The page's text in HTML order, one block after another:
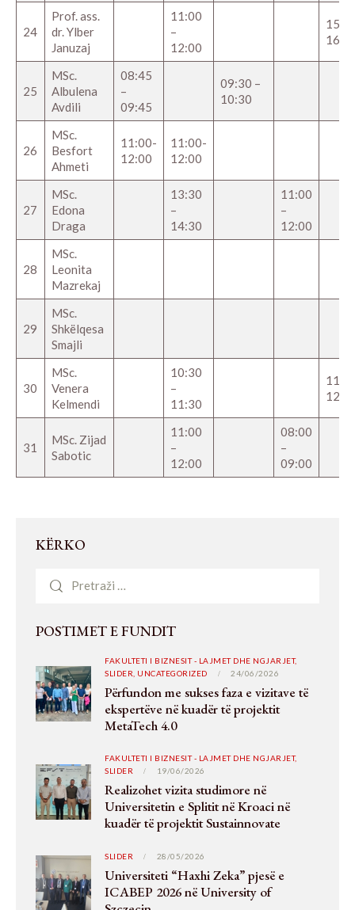
24
Prof. ass.
dr. Ylber
Januzaj
11:00
–
12:00
25
MSc.
Albulena
Avdili
08:45
–
09:45
09:30 –
10:30
26
MSc.
Besfort
Ahmeti
11:00-
12:00
11:00-
12:00
27
MSc.
Edona
Draga
13:30
–
14:30
11:00
–
12:00
28
MSc.
Leonita
Mazrekaj
29
MSc.
Shkëlqesa
Smajli
30
MSc.
Venera
Kelmendi
10:30
–
11:30
31
MSc. Zijad
Sabotic
11:00
–
12:00
08:00
–
09:00
KËRKO
POSTIMET E FUNDIT
FAKULTETI I BIZNESIT - LAJMET DHE NGJARJET,
SLIDER, UNCATEGORIZED 24/06/2026
Përfundon me sukses faza e vizitave të
ekspertëve në kuadër të projektit
MetaTech 4.0
FAKULTETI I BIZNESIT - LAJMET DHE NGJARJET,
SLIDER
19/06/2026
Realizohet vizita studimore në
Universitetin e Splitit në Kroaci në
kuadër të projektit Sustainnovate
SLIDER 28/05/2026
Universiteti “Haxhi Zeka” pjesë e
ICABEP 2026 në University of